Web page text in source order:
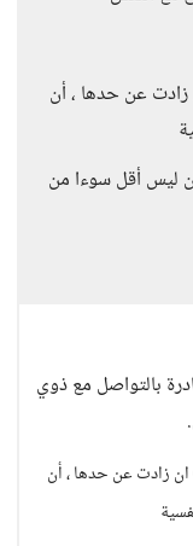
زادت عن حدها ، أن
ليس أقل سوءا من
بالتواصل مع ذوي
) ان زادت عن حدها ، أن